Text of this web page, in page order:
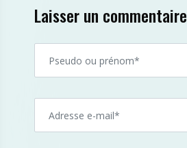
Laisser un commentaire